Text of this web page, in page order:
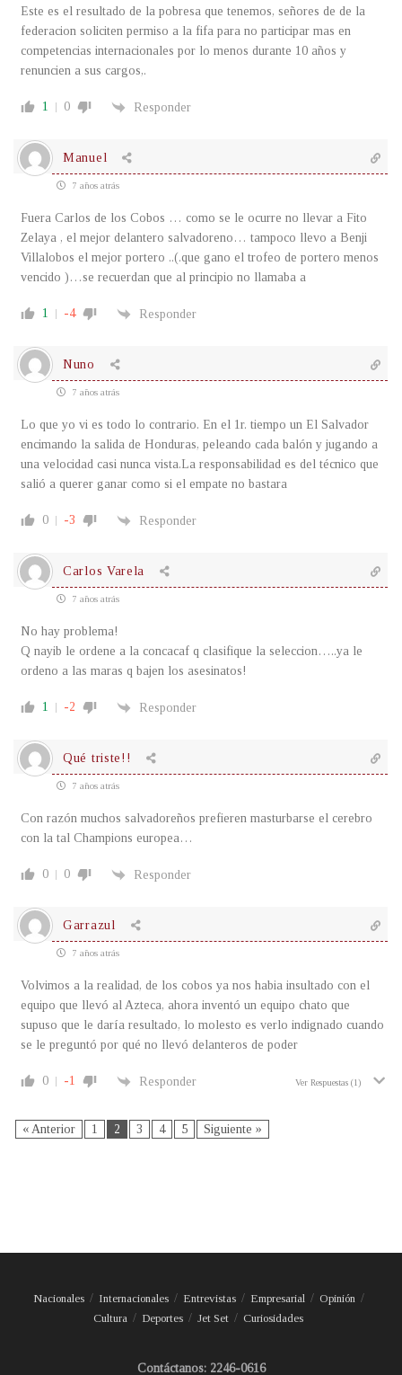
Este es el resultado de la pobresa que tenemos, señores de de la
federacion soliciten permiso a la fifa para no participar mas en
competencias internacionales por lo menos durante 10 años y
renuncien a sus cargos,.
1 0 Responder
Manuel
7 años atrás
Fuera Carlos de los Cobos … como se le ocurre no llevar a Fito
Zelaya , el mejor delantero salvadoreno… tampoco llevo a Benji
Villalobos el mejor portero ..(.que gano el trofeo de portero menos
vencido )…se recuerdan que al principio no llamaba a
1 -4 Responder
Nuno
7 años atrás
Lo que yo vi es todo lo contrario. En el 1r. tiempo un El Salvador
encimando la salida de Honduras, peleando cada balón y jugando a
una velocidad casi nunca vista.La responsabilidad es del técnico que
salió a querer ganar como si el empate no bastara
0 -3 Responder
Carlos Varela
7 años atrás
No hay problema!
Q nayib le ordene a la concacaf q clasifique la seleccion…..ya le
ordeno a las maras q bajen los asesinatos!
1 -2 Responder
Qué triste!!
7 años atrás
Con razón muchos salvadoreños prefieren masturbarse el cerebro
con la tal Champions europea…
0 0 Responder
Garrazul
7 años atrás
Volvimos a la realidad, de los cobos ya nos habia insultado con el
equipo que llevó al Azteca, ahora inventó un equipo chato que
supuso que le daría resultado, lo molesto es verlo indignado cuando
se le preguntó por qué no llevó delanteros de poder
0 -1 Responder Ver Respuestas (1)
« Anterior 1 2 3 4 5 Siguiente »
Nacionales Internacionales Entrevistas Empresarial
Opinión
Cultura
Deportes Jet Set Curiosidades
Contáctanos: 2246-0616